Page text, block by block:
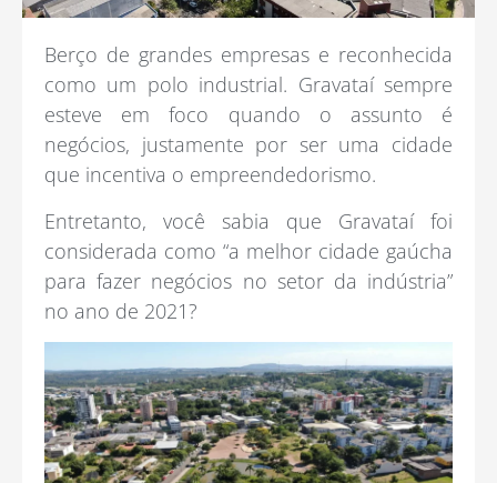
Berço de grandes empresas e reconhecida
como um polo industrial. Gravataí sempre
esteve em foco quando o assunto é
negócios, justamente por ser uma cidade
que incentiva o empreendedorismo.
Entretanto, você sabia que Gravataí foi
considerada como “a melhor cidade gaúcha
para fazer negócios no setor da indústria”
no ano de 2021?